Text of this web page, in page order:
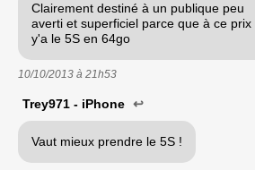
Clairement destiné à un publique peu
averti et superficiel parce que à ce prix
y'a le 5S en 64go
10/10/2013 à 21h53
Trey971 - iPhone ↩
Vaut mieux prendre le 5S !